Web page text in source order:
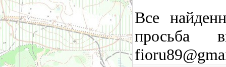
Все
просьба